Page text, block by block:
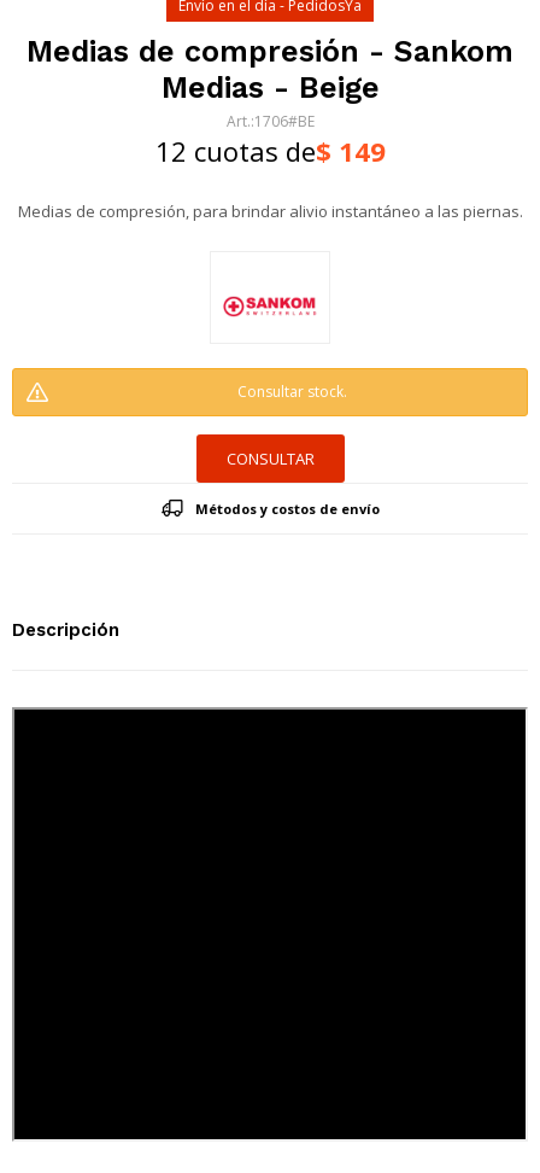
Envío en el día - PedidosYa
Medias de compresión - Sankom
Medias - Beige
1706#BE
12 cuotas de$ 149
Medias de compresión, para brindar alivio instantáneo a las piernas.
Consultar stock.
CONSULTAR
Métodos y costos de envío
Descripción